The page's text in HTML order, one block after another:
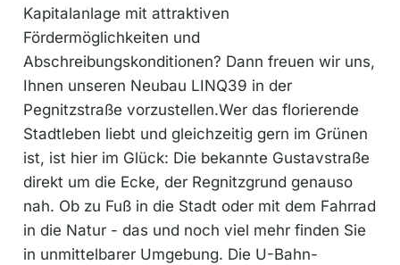
Kapitalanlage mit attraktiven
Fördermöglichkeiten und
Abschreibungskonditionen? Dann freuen wir uns,
Ihnen unseren Neubau LINQ39 in der
Pegnitzstraße vorzustellen.Wer das florierende
Stadtleben liebt und gleichzeitig gern im Grünen
ist, ist hier im Glück: Die bekannte Gustavstraße
direkt um die Ecke, der Regnitzgrund genauso
nah. Ob zu Fuß in die Stadt oder mit dem Fahrrad
in die Natur - das und noch viel mehr finden Sie
in unmittelbarer Umgebung. Die U-Bahn-